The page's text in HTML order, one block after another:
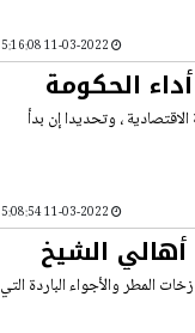
الحكومة
، وتحديدا إن بدأ
الشيخ
المطر والأجواء الباردة التي